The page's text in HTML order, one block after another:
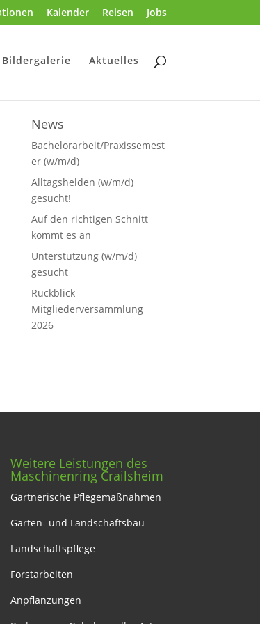
Kalender Reisen Jobs
Bildergalerie Aktuelles
News
Bachelorarbeit/Praxissemest
er (w/m/d)
Alltagshelden (w/m/d)
gesucht!
Auf den richtigen Schnitt
kommt es an
Unterstützung (w/m/d)
gesucht
Rückblick
Mitgliederversammlung
2026
Weitere Leistungen des
Maschinenring Crailsheim
Gärtnerische Pflegemaßnahmen
Garten- und Landschaftsbau
Landschaftspflege
Forstarbeiten
Anpflanzungen